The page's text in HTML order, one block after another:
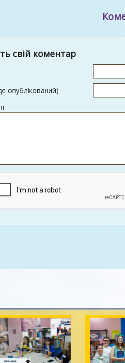
свій коментар
опублікований)